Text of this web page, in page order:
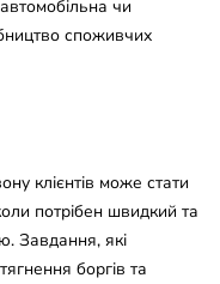
чи
споживчих
клієнтів може стати
потрібен швидкий та
Завдання, які
боргів та